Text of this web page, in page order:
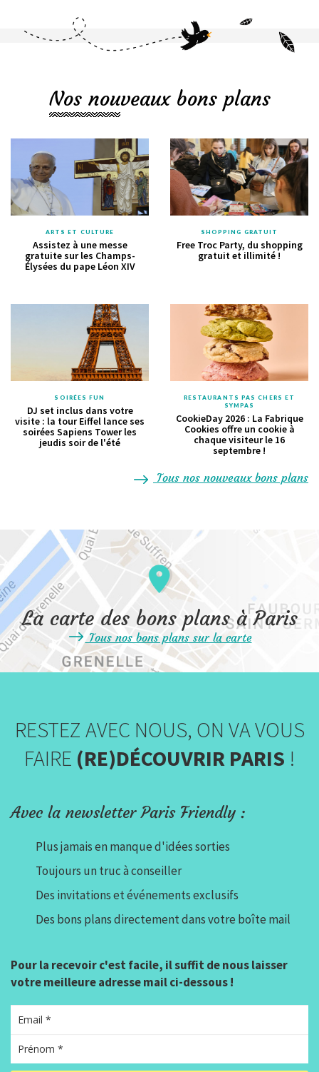
Nos nouveaux bons plans
ARTS ET CULTURE
Assistez à une messe
gratuite sur les Champs-
Élysées du pape Léon XIV
SHOPPING GRATUIT
Free Troc Party, du shopping
gratuit et illimité !
SOIRÉES FUN
DJ set inclus dans votre
visite : la tour Eiffel lance ses
soirées Sapiens Tower les
jeudis soir de l'été
RESTAURANTS PAS CHERS ET
SYMPAS
CookieDay 2026 : La Fabrique
Cookies offre un cookie à
chaque visiteur le 16
septembre !
Tous nos nouveaux bons plans
La carte des bons plans à Paris
Tous nos bons plans sur la carte
RESTEZ AVEC NOUS, ON VA VOUS
FAIRE (RE)DÉCOUVRIR PARIS !
Avec la newsletter Paris Friendly :
Plus jamais en manque d'idées sorties
Toujours un truc à conseiller
Des invitations et événements exclusifs
Des bons plans directement dans votre boîte mail
Pour la recevoir c'est facile, il suffit de nous laisser
votre meilleure adresse mail ci-dessous !